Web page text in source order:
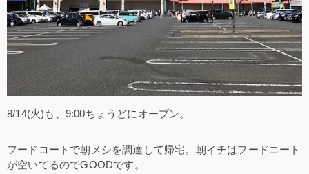
8/14(火)も、9:00ちょうどにオープン。
フードコートで朝メシを調達して帰宅。朝イチはフードコート
が空いてるのでGOODです。